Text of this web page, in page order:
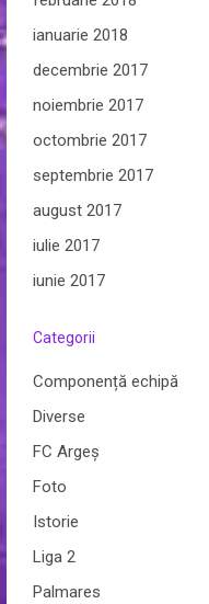
ianuarie 2018
decembrie 2017
noiembrie 2017
octombrie 2017
septembrie 2017
august 2017
iulie 2017
iunie 2017
Categorii
Componență echipă
Diverse
FC Argeș
Foto
Istorie
Liga 2
Palmares